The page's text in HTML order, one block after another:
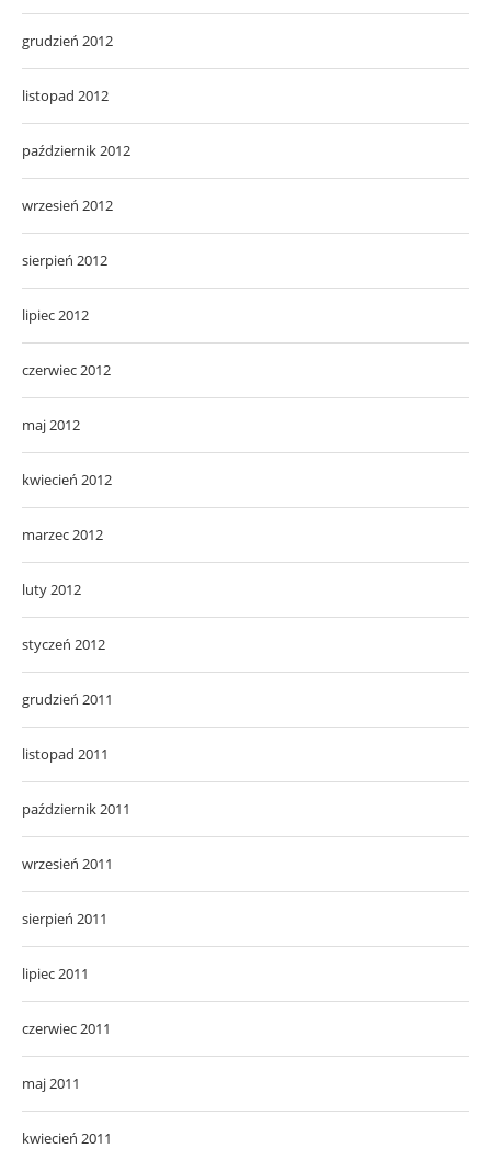
grudzień 2012
listopad 2012
październik 2012
wrzesień 2012
sierpień 2012
lipiec 2012
czerwiec 2012
maj 2012
kwiecień 2012
marzec 2012
luty 2012
styczeń 2012
grudzień 2011
listopad 2011
październik 2011
wrzesień 2011
sierpień 2011
lipiec 2011
czerwiec 2011
maj 2011
kwiecień 2011